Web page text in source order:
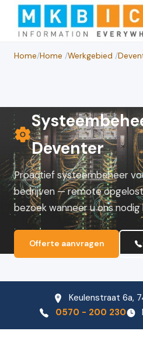
Home/Home /Werkgebied /
Deventer
Proactief systeembeheer
bedrijven — remote
bezoek wanneer u ons
Offerte aanvragen
Keulenstraat 6a,
0570 - 200 230